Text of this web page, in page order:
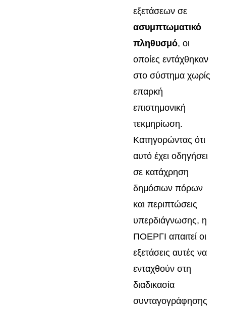
εξετάσεων σε
ασυμπτωματικό
πληθυσμό, οι
οποίες εντάχθηκαν
στο σύστημα χωρίς
επαρκή
επιστημονική
τεκμηρίωση.
Κατηγορώντας ότι
αυτό έχει οδηγήσει
σε κατάχρηση
δημόσιων πόρων
και περιπτώσεις
υπερδιάγνωσης, η
ΠΟΕΡΓΙ απαιτεί οι
εξετάσεις αυτές να
ενταχθούν στη
διαδικασία
συνταγογράφησης